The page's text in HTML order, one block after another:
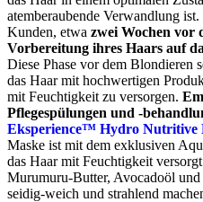
atemberaubende Verwandlung
Kunden, etwa zwei Wochen vor
Vorbereitung ihres Haars auf
Diese Phase vor dem Blondieren
das Haar mit hochwertigen
mit Feuchtigkeit zu versorgen.
Pflegespülungen und -
Eksperience™ Hydro Nutritive
Maske ist mit dem exklusiven
das Haar mit Feuchtigkeit
Murumuru-Butter, Avocadoöl
seidig-weich und strahlend